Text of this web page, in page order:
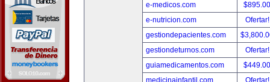
e-medicos.com
e-nutricion.com
gestiondepacientes.com
gestiondeturnos.com
guiamedicamentos.com
medicinainfantil.com